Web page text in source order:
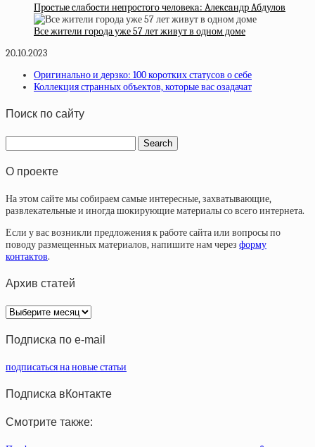
Пpocтыe cлaбocти нeпpocтoгo чeлoвeкa: Aлeкcaндp Aбдулoв
Все жители города уже 57 лет живут в одном доме
20.10.2023
Оригинально и дерзко: 100 коротких статусов о себе
Коллекция странных объектов, которые вас озадачат
Поиск по сайту
О проекте
На этом сайте мы собираем самые интересные, захватывающие,
развлекательные и иногда шокирующие материалы со всего интернета.
Если у вас возникли предложения к работе сайта или вопросы по
поводу размещенных материалов, напишите нам через форму
контактов.
Архив статей
Архив
статей
Подписка по e-mail
подписаться на новые статьи
Подписка вКонтакте
Смотрите также: